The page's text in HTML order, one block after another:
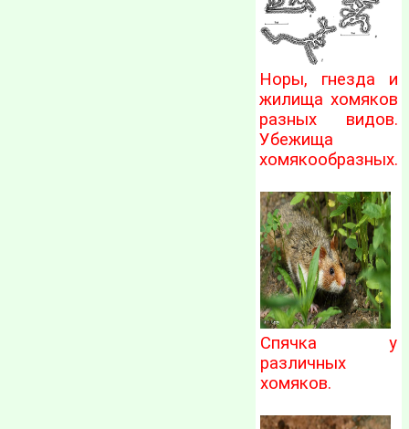
Норы, гнезда и
жилища хомяков
разных видов.
Убежища
хомякообразных.
Спячка у
различных
хомяков.